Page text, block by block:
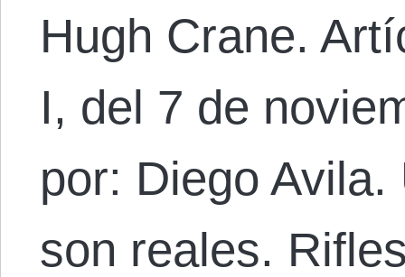
Hugh Crane.
I, del 7 de
por: Diego
son reales.